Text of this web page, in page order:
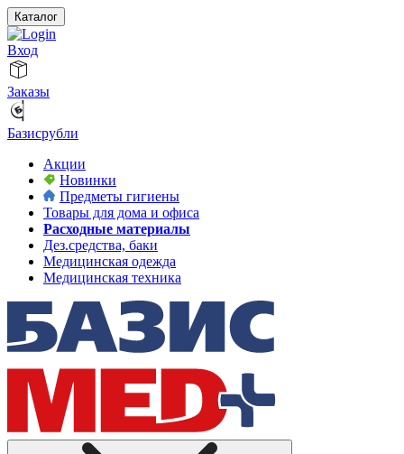
Каталог
Вход
Заказы
Базисрубли
Акции
Новинки
Предметы гигиены
Товары для дома и офиса
Расходные материалы
Дез.средства, баки
Медицинская одежда
Медицинская техника